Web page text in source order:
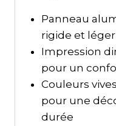
Panneau
rigide et léger
Impression
pour un
Couleurs
pour une
durée